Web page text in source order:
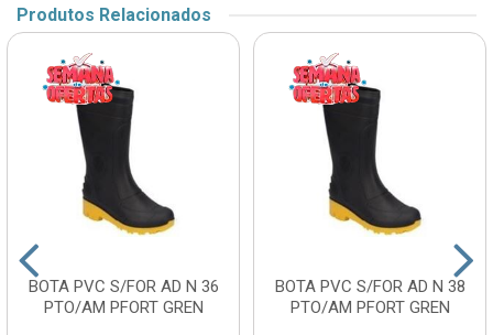
Produtos Relacionados
BOTA PVC S/FOR AD N 36
PTO/AM PFORT GREN
BOTA PVC S/FOR AD N 38
PTO/AM PFORT GREN